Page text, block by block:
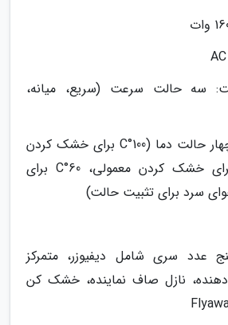
سه حالت سرعت (سریع، میانه،
تنظیمات دما: چهار حالت دما (100°C برای خشک کردن
سریع، 80°C برای خشک کردن معمولی، 60°C برای
سرد برای تثبیت حالت)
عدد سری شامل دیفیوزر، متمرکز
دهنده، نازل صاف نماینده، خشک کن